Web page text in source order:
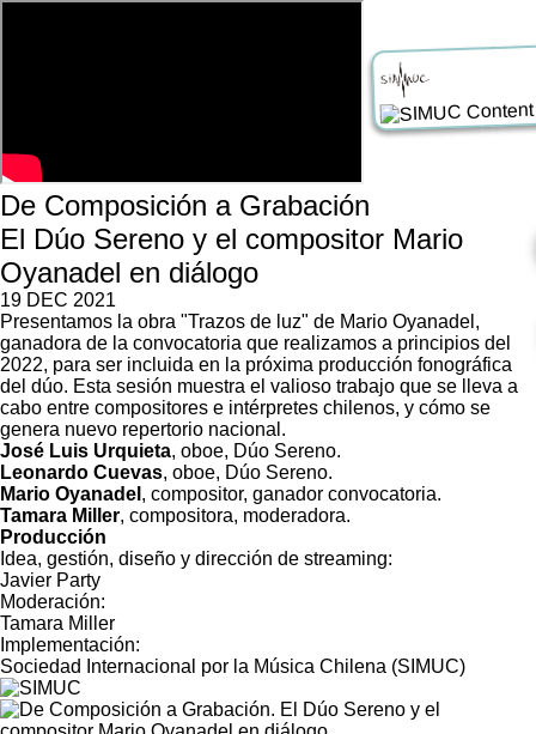
De Composición a Grabación
El Dúo Sereno y el compositor Mario
Oyanadel en diálogo
19 DEC 2021
Presentamos la obra "Trazos de luz" de Mario Oyanadel,
ganadora de la convocatoria que realizamos a principios del
2022, para ser incluida en la próxima producción fonográfica
del dúo. Esta sesión muestra el valioso trabajo que se lleva a
cabo entre compositores e intérpretes chilenos, y cómo se
genera nuevo repertorio nacional.
José Luis Urquieta, oboe, Dúo Sereno.
Leonardo Cuevas, oboe, Dúo Sereno.
Mario Oyanadel , compositor, ganador convocatoria.
Tamara Miller, compositora, moderadora.
Producción
Idea, gestión, diseño y dirección de streaming:
Javier Party
Moderación:
Tamara Miller
Implementación:
Sociedad Internacional por la Música Chilena (SIMUC)